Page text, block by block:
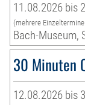
11.08.2026 bis
(mehrere
Bach-Museum,
30 Minuten
12.08.2026 bis